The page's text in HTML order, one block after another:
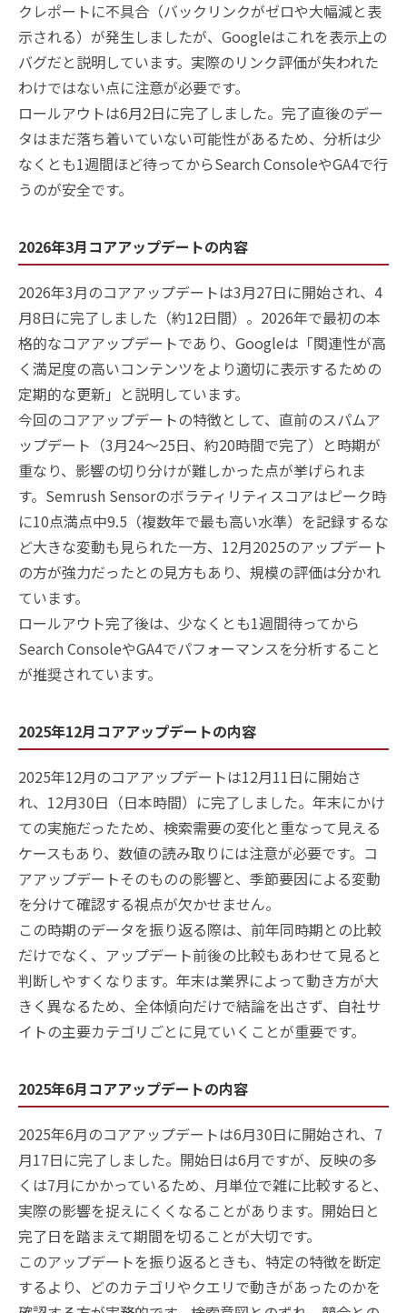
クレポートに不具合（バックリンクがゼロや大幅減と表
示される）が発生しましたが、Googleはこれを表示上の
バグだと説明しています。実際のリンク評価が失われた
わけではない点に注意が必要です。
ロールアウトは6月2日に完了しました。完了直後のデー
タはまだ落ち着いていない可能性があるため、分析は少
なくとも1週間ほど待ってからSearch ConsoleやGA4で行
うのが安全です。
2026年3月コアアップデートの内容
2026年3月のコアアップデートは3月27日に開始され、4
月8日に完了しました（約12日間）。2026年で最初の本
格的なコアアップデートであり、Googleは「関連性が高
く満足度の高いコンテンツをより適切に表示するための
定期的な更新」と説明しています。
今回のコアアップデートの特徴として、直前のスパムア
ップデート（3月24〜25日、約20時間で完了）と時期が
重なり、影響の切り分けが難しかった点が挙げられま
す。Semrush Sensorのボラティリティスコアはピーク時
に10点満点中9.5（複数年で最も高い水準）を記録するな
ど大きな変動も見られた一方、12月2025のアップデート
の方が強力だったとの見方もあり、規模の評価は分かれ
ています。
ロールアウト完了後は、少なくとも1週間待ってから
Search ConsoleやGA4でパフォーマンスを分析すること
が推奨されています。
2025年12月コアアップデートの内容
2025年12月のコアアップデートは12月11日に開始さ
れ、12月30日（日本時間）に完了しました。年末にかけ
ての実施だったため、検索需要の変化と重なって見える
ケースもあり、数値の読み取りには注意が必要です。コ
アアップデートそのものの影響と、季節要因による変動
を分けて確認する視点が欠かせません。
この時期のデータを振り返る際は、前年同時期との比較
だけでなく、アップデート前後の比較もあわせて見ると
判断しやすくなります。年末は業界によって動き方が大
きく異なるため、全体傾向だけで結論を出さず、自社サ
イトの主要カテゴリごとに見ていくことが重要です。
2025年6月コアアップデートの内容
2025年6月のコアアップデートは6月30日に開始され、7
月17日に完了しました。開始日は6月ですが、反映の多
くは7月にかかっているため、月単位で雑に比較すると、
実際の影響を捉えにくくなることがあります。開始日と
完了日を踏まえて期間を切ることが大切です。
このアップデートを振り返るときも、特定の特徴を断定
するより、どのカテゴリやクエリで動きがあったのかを